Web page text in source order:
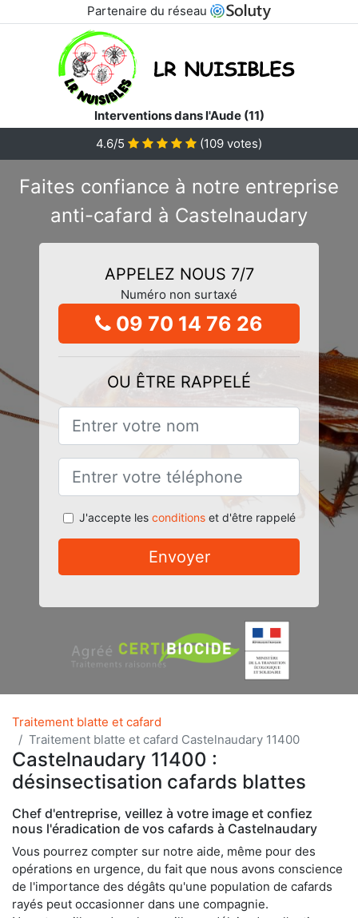
Partenaire du réseau
Interventions dans l'Aude (11)
4.6/5
(109 votes)
Faites confiance à notre entreprise
anti-cafard à Castelnaudary
APPELEZ NOUS 7/7
Numéro non surtaxé
09 70 14 76 26
OU ÊTRE RAPPELÉ
J'accepte les conditionset d'être rappelé
Envoyer
Traitement blatte et cafard
Traitement blatte et cafard Castelnaudary 11400
Castelnaudary 11400 :
désinsectisation cafards blattes
Chef d'entreprise, veillez à votre image et confiez
nous l'éradication de vos cafards à Castelnaudary
Vous pourrez compter sur notre aide, même pour des
opérations en urgence, du fait que nous avons conscience
de l'importance des dégâts qu'une population de cafards
rayés peut occasionner dans une compagnie.